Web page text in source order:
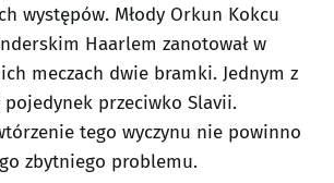
występów. Młody Orkun Kokcu
Haarlem zanotował w
meczach dwie bramki. Jednym z
przeciwko Slavii.
tego wyczynu nie powinno
zbytniego problemu.